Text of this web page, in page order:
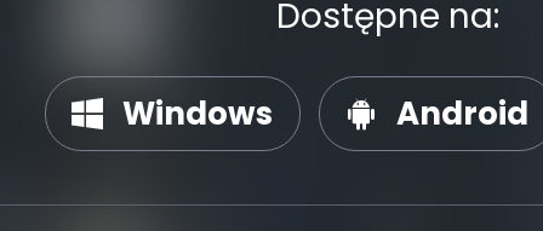
Dostępne na:
Windows Android